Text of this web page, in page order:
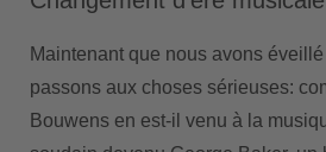
Maintenant que nous avons
passons aux choses sérieuses:
Bouwens en est-il venu à la